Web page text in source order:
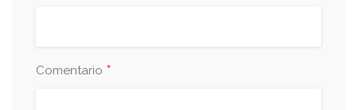
Comentario *